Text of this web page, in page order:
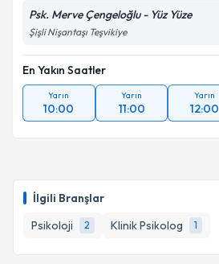
İlgili Branşlar
Psikoloji
2 Klinik Psikolog 1
Psk. Merve Çengeloğlu - Yüz Yüze
Şişli Nişantaşı Teşvikiye
En Yakın Saatler
Yarın
10:00
Yarın
11:00
Yarın
12:00